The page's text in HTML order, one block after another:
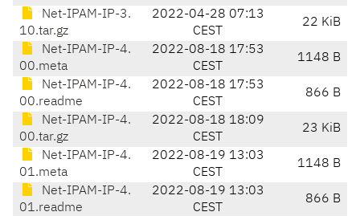
Net-IPAM-IP-3.
10.tar.gz
2022-04-28 07:13
CEST
22 KiB
Net-IPAM-IP-4.
00.meta
2022-08-18 17:53
CEST
1148 B
Net-IPAM-IP-4.
00.readme
2022-08-18 17:53
CEST
866 B
Net-IPAM-IP-4.
00.tar.gz
2022-08-18 18:09
CEST
23 KiB
Net-IPAM-IP-4.
01.meta
2022-08-19 13:03
CEST
1148 B
Net-IPAM-IP-4.
01.readme
2022-08-19 13:03
CEST
866 B